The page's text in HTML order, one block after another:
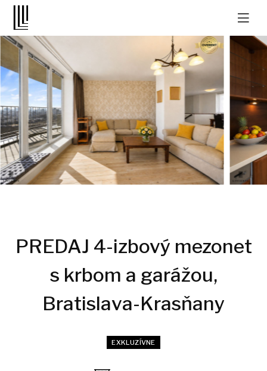
PREDAJ 4-izbový mezonet
s krbom a garážou,
Bratislava-Krasňany
EXKLUZÍVNE